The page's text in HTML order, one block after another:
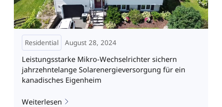
Residential August 28, 2024
Leistungsstarke Mikro-Wechselrichter sichern
jahrzehntelange Solarenergieversorgung für ein
kanadisches Eigenheim
Weiterlesen